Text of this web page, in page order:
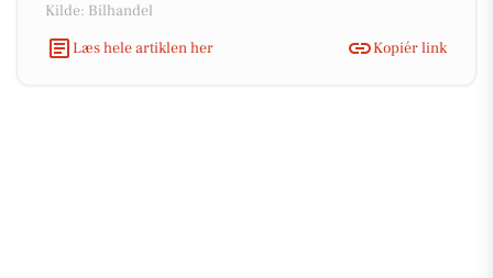
Kilde: Bilhandel
Læs hele artiklen her
Kopiér link